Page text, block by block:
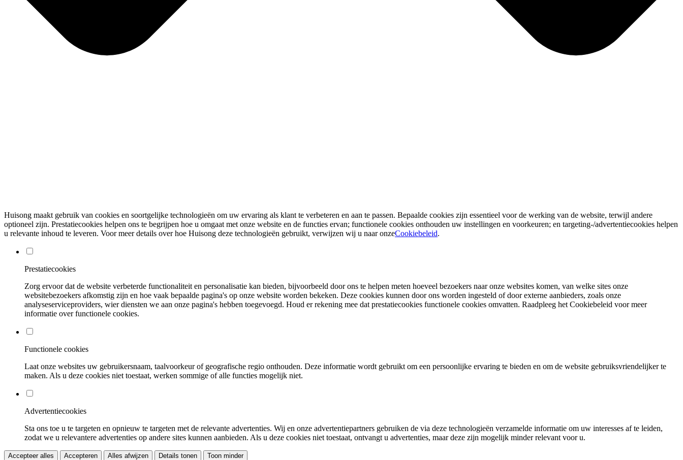
Huisong maakt gebruik van cookies en soortgelijke technologieën om uw ervaring als klant te verbeteren en aan te passen. Bepaalde cookies zijn essentieel voor de werking van de website, terwijl andere
optioneel zijn. Prestatiecookies helpen ons te begrijpen hoe u omgaat met onze website en de functies ervan; functionele cookies onthouden uw instellingen en voorkeuren; en targeting-/advertentiecookies helpen
u relevante inhoud te leveren. Voor meer details over hoe Huisong deze technologieën gebruikt, verwijzen wij u naar onzeCookiebeleid.
Prestatiecookies
Zorg ervoor dat de website verbeterde functionaliteit en personalisatie kan bieden, bijvoorbeeld door ons te helpen meten hoeveel bezoekers naar onze websites komen, van welke sites onze
websitebezoekers afkomstig zijn en hoe vaak bepaalde pagina's op onze website worden bekeken. Deze cookies kunnen door ons worden ingesteld of door externe aanbieders, zoals onze
analyseserviceproviders, wier diensten we aan onze pagina's hebben toegevoegd. Houd er rekening mee dat prestatiecookies functionele cookies omvatten. Raadpleeg het Cookiebeleid voor meer
informatie over functionele cookies.
Functionele cookies
Laat onze websites uw gebruikersnaam, taalvoorkeur of geografische regio onthouden. Deze informatie wordt gebruikt om een ​​persoonlijke ervaring te bieden en om de website gebruiksvriendelijker te
maken. Als u deze cookies niet toestaat, werken sommige of alle functies mogelijk niet.
Advertentiecookies
Sta ons toe u te targeten en opnieuw te targeten met de relevante advertenties. Wij en onze advertentiepartners gebruiken de via deze technologieën verzamelde informatie om uw interesses af te leiden,
zodat we u relevantere advertenties op andere sites kunnen aanbieden. Als u deze cookies niet toestaat, ontvangt u advertenties, maar deze zijn mogelijk minder relevant voor u.
Accepteer alles Accepteren Alles afwijzen Details tonen Toon minder